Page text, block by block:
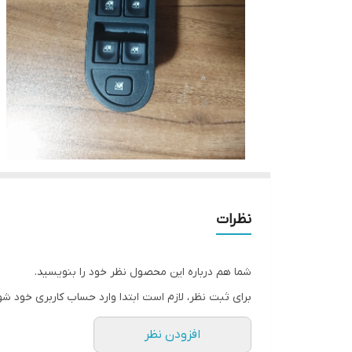
نظرات
شما هم درباره این محصول نظر خود را بنویسید.
برای ثبت نظر، لازم است ابتدا وارد حساب کاربری خود
افزودن نظر